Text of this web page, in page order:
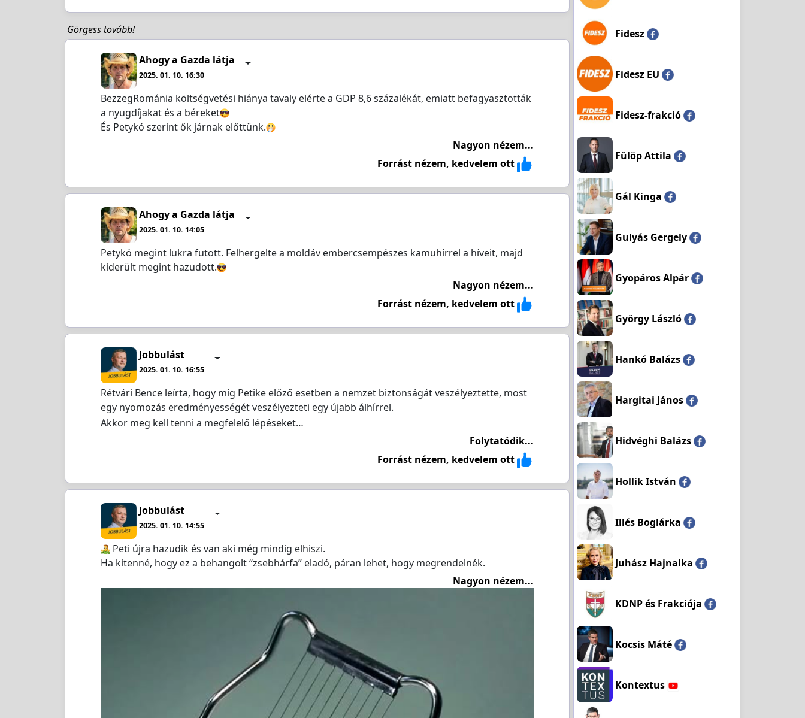
Görgess tovább!
Ahogy a Gazda látja
2025. 01. 10. 16:30
BezzegRománia költségvetési hiánya tavaly elérte a GDP 8,6 százalékát, emiatt befagyasztották
a nyugdíjakat és a béreket
És Petykó szerint ők járnak előttünk.
Nagyon nézem...
Forrást nézem, kedvelem ott
Ahogy a Gazda látja
2025. 01. 10. 14:05
Petykó megint lukra futott. Felhergelte a moldáv embercsempészes kamuhírrel a híveit, majd
kiderült megint hazudott.
Nagyon nézem...
Forrást nézem, kedvelem ott
Jobbulást
2025. 01. 10. 16:55
Rétvári Bence leírta, hogy míg Petike előző esetben a nemzet biztonságát veszélyeztette, most
egy nyomozás eredményességét veszélyezteti egy újabb álhírrel.
Akkor meg kell tenni a megfelelő lépéseket…
Folytatódik...
Forrást nézem, kedvelem ott
Jobbulást
2025. 01. 10. 14:55
️ Peti újra hazudik és van aki még mindig elhiszi.
Ha kitenné, hogy ez a behangolt “zsebhárfa” eladó, páran lehet, hogy megrendelnék.
Nagyon nézem...
Fidesz
Fidesz EU
Fidesz-frakció
Fülöp Attila
Gál Kinga
Gulyás Gergely
Gyopáros Alpár
György László
Hankó Balázs
Hargitai János
Hidvéghi Balázs
Hollik István
Illés Boglárka
Juhász Hajnalka
KDNP és Frakciója
Kocsis Máté
Kontextus